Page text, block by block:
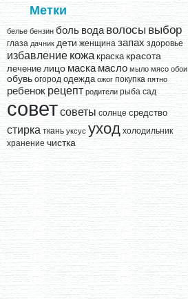
Метки
белье бензин боль вода волосы выбор
глаза дачник дети женщина запах здоровье
избавление кожа краска красота
лечение лицо маска масло мыло мясо обои
обувь огород одежда ожог покупка пятно
ребенок рецепт родители рыба сад
советсоветы солнце средство
стирка ткань уксус уход холодильник
хранение чистка